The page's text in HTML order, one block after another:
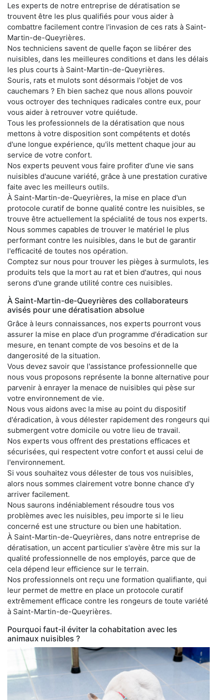
Les experts de notre entreprise de dératisation se
trouvent être les plus qualifiés pour vous aider à
combattre facilement contre l'invasion de ces rats à Saint-
Martin-de-Queyrières.
Nos techniciens savent de quelle façon se libérer des
nuisibles, dans les meilleures conditions et dans les délais
les plus courts à Saint-Martin-de-Queyrières.
Souris, rats et mulots sont désormais l'objet de vos
cauchemars ? Eh bien sachez que nous allons pouvoir
vous octroyer des techniques radicales contre eux, pour
vous aider à retrouver votre quiétude.
Tous les professionnels de la dératisation que nous
mettons à votre disposition sont compétents et dotés
d'une longue expérience, qu'ils mettent chaque jour au
service de votre confort.
Nos experts peuvent vous faire profiter d'une vie sans
nuisibles d'aucune variété, grâce à une prestation curative
faite avec les meilleurs outils.
À Saint-Martin-de-Queyrières, la mise en place d'un
protocole curatif de bonne qualité contre les nuisibles, se
trouve être actuellement la spécialité de tous nos experts.
Nous sommes capables de trouver le matériel le plus
performant contre les nuisibles, dans le but de garantir
l'efficacité de toutes nos opération.
Comptez sur nous pour trouver les pièges à surmulots, les
produits tels que la mort au rat et bien d'autres, qui nous
serons d'une grande utilité contre ces nuisibles.
À Saint-Martin-de-Queyrières des collaborateurs
avisés pour une dératisation absolue
Grâce à leurs connaissances, nos experts pourront vous
assurer la mise en place d'un programme d'éradication sur
mesure, en tenant compte de vos besoins et de la
dangerosité de la situation.
Vous devez savoir que l'assistance professionnelle que
nous vous proposons représente la bonne alternative pour
parvenir à enrayer la menace de nuisibles qui pèse sur
votre environnement de vie.
Nous vous aidons avec la mise au point du dispositif
d'éradication, à vous délester rapidement des rongeurs qui
submergent votre domicile ou votre lieu de travail.
Nos experts vous offrent des prestations efficaces et
sécurisées, qui respectent votre confort et aussi celui de
l'environnement.
Si vous souhaitez vous délester de tous vos nuisibles,
alors nous sommes clairement votre bonne chance d'y
arriver facilement.
Nous saurons indéniablement résoudre tous vos
problèmes avec les nuisibles, peu importe si le lieu
concerné est une structure ou bien une habitation.
À Saint-Martin-de-Queyrières, dans notre entreprise de
dératisation, un accent particulier s'avère être mis sur la
qualité professionnelle de nos employés, parce que de
cela dépend leur efficience sur le terrain.
Nos professionnels ont reçu une formation qualifiante, qui
leur permet de mettre en place un protocole curatif
extrêmement efficace contre les rongeurs de toute variété
à Saint-Martin-de-Queyrières.
Pourquoi faut-il éviter la cohabitation avec les
animaux nuisibles ?